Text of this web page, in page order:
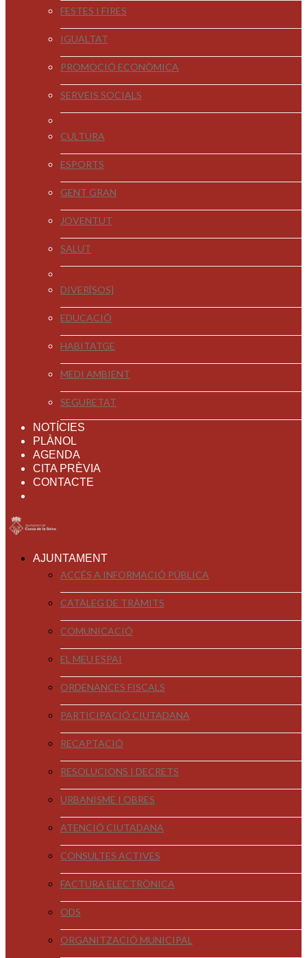
FESTES I FIRES
IGUALTAT
PROMOCIÓ ECONÒMICA
SERVEIS SOCIALS
CULTURA
ESPORTS
GENT GRAN
JOVENTUT
SALUT
DIVER[SOS]
EDUCACIÓ
HABITATGE
MEDI AMBIENT
SEGURETAT
NOTÍCIES
PLÀNOL
AGENDA
CITA PRÈVIA
CONTACTE
AJUNTAMENT
ACCÉS A INFORMACIÓ PÚBLICA
CATÀLEG DE TRÀMITS
COMUNICACIÓ
EL MEU ESPAI
ORDENANCES FISCALS
PARTICIPACIÓ CIUTADANA
RECAPTACIÓ
RESOLUCIONS I DECRETS
URBANISME I OBRES
ATENCIÓ CIUTADANA
CONSULTES ACTIVES
FACTURA ELECTRÒNICA
ODS
ORGANITZACIÓ MUNICIPAL